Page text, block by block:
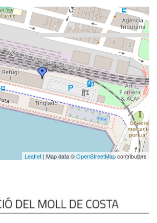
Leaflet | Map data ©OpenStreetMapcontributors